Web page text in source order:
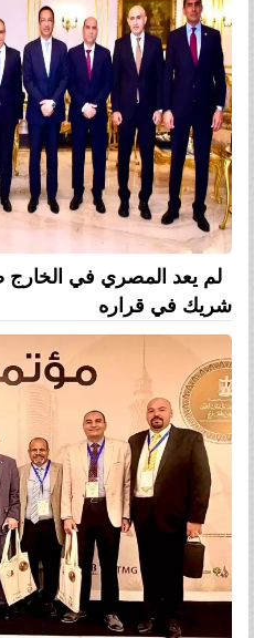
لم يعد المصري في
شريك في قراره